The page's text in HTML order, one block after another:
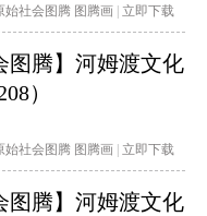
始社会图腾 图腾画 立即下载
图腾】河姆渡文化
）
始社会图腾 图腾画 立即下载
图腾】河姆渡文化